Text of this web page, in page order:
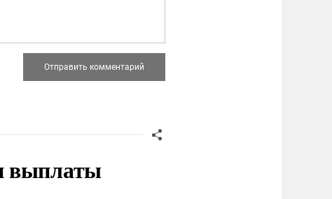
выплаты